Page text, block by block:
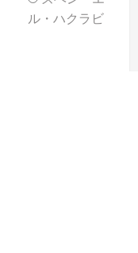
ル・ハクラビ